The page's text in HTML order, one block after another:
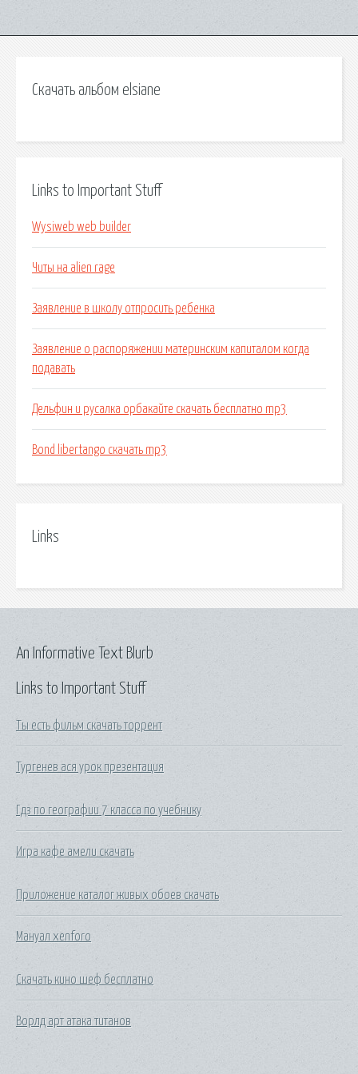
Скачать альбом elsiane
Links to Important Stuff
Wysiweb web builder
Читы на alien rage
Заявление в школу отпросить ребенка
Заявление о распоряжении материнским капиталом когда
подавать
Дельфин и русалка орбакайте скачать бесплатно mp3
Bond libertango скачать mp3
Links
Links to Important Stuff
Ты есть фильм скачать торрент
Тургенев ася урок презентация
Гдз по географии 7 класса по учебнику
Игра кафе амели скачать
Приложение каталог живых обоев скачать
Мануал xenforo
Скачать кино шеф бесплатно
Ворлд арт атака титанов
An Informative Text Blurb